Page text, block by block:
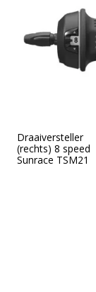
Draaiversteller
(rechts) 8 speed
Sunrace TSM21